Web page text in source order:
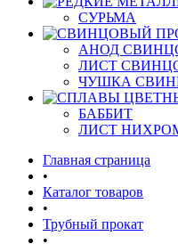
СУРЬМА
АНОД
ЛИСТ
ЧУШКА
БАББИТ
ЛИСТ
Главная страница
•
Каталог товаров
•
Трубный прокат
•